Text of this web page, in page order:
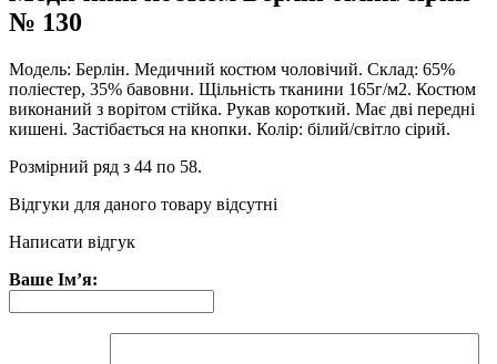
№ 130
Модель: Берлін. Медичний костюм чоловічий. Склад: 65%
поліестер, 35% бавовни. Щільність тканини 165г/м2. Костюм
виконаний з ворітом стійка. Рукав короткий. Має дві передні
кишені. Застібається на кнопки. Колір: білий/світло сірий.
Розмірний ряд з 44 по 58.
Відгуки для даного товару відсутні
Написати відгук
Ваше Ім’я: